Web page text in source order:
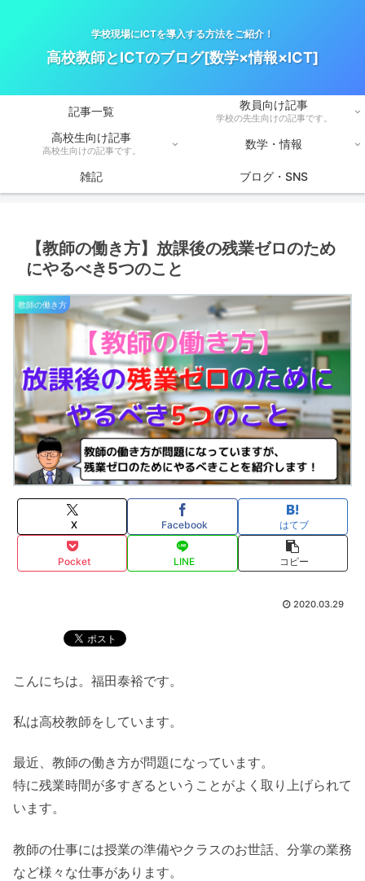
学校現場にICTを導入する方法をご紹介！
高校教師とICTのブログ[数学×情報×ICT]
記事一覧 教員向け記事
学校の先生向けの記事です。
高校生向け記事
高校生向けの記事です。 数学・情報
雑記 ブログ・SNS
【教師の働き方】放課後の残業ゼロのため
にやるべき5つのこと
教師の働き方
X Facebook はてブ
Pocket LINE コピー
2020.03.29
こんにちは。福田泰裕です。
私は高校教師をしています。
最近、教師の働き方が問題になっています。
特に残業時間が多すぎるということがよく取り上げられて
います。
教師の仕事には授業の準備やクラスのお世話、分掌の業務
など様々な仕事があります。